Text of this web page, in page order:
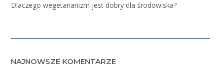
Dlaczego wegetarianizm jest dobry dla środowiska?
NAJNOWSZE KOMENTARZE